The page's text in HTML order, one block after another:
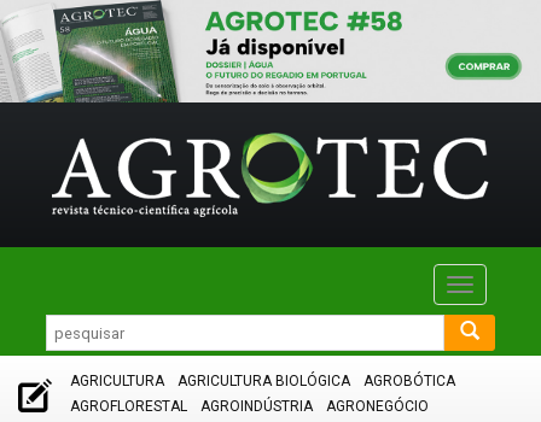
Toggle
AGRICULTURA AGRICULTURA BIOLÓGICA
AGROBÓTICA
AGROFLORESTAL
AGROINDÚSTRIA
AGRONEGÓCIO